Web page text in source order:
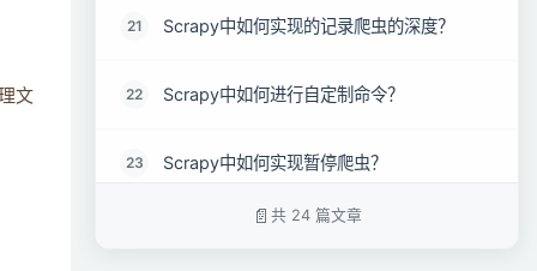
文
21 Scrapy中如何实现的记录爬虫的深度？
22 Scrapy中如何进行自定制命令？
23 Scrapy中如何实现暂停爬虫？
如何在Scrapy框架中如何设置代理（两种方
共 24 篇文章